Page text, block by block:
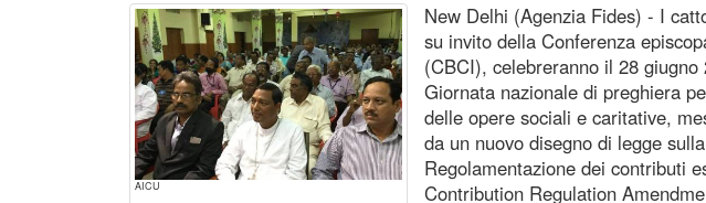
AICU
New Delhi (Agenzia Fides) - I
su invito della Conferenza
(CBCI), celebreranno il 28 giugno
Giornata nazionale di preghiera
delle opere sociali e caritative,
da un nuovo disegno di legge sulla
Regolamentazione dei contributi
Contribution Regulation